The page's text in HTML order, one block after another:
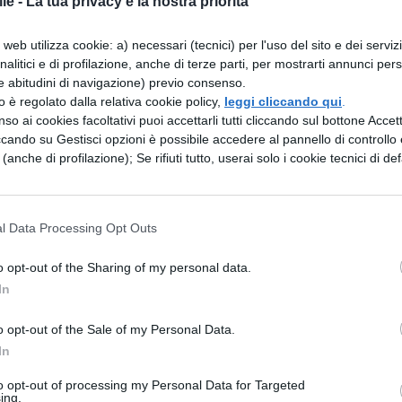
utilizza cookie: a) necessari (tecnici) per l'uso del sito e dei
e di profilazione, anche di terze parti, per mostrarti annunci
abitudini di navigazione) previo consenso.
è regolato dalla relativa cookie policy, leggi cliccando qui
ai cookies facoltativi puoi accettarli tutti cliccando sul bottone
su Gestisci opzioni è possibile accedere al pannello di controllo
di profilazione); Se rifiuti tutto, userai solo i cookie tecnici di
Data Processing Opt Outs
opt-out of the Sharing of my personal data.
opt-out of the Sale of my Personal Data.
opt-out of processing my Personal Data for Targeted
più prestigioso al mondo nel campo
anche del più conosciutoPremio
Fields è stato istituito dal matematico
ogni quattro anni durante il Congresso
International Mathematical Union. La
4 matematici per edizione, è rivolta solo agli
a un assegno dal valore di 15 mila dollari
diventando Professoressa Associata a
come Professoressa. Il suo lavoro è stato
e la geometria delle superfici di Riemann,
della
simmetria di superfici